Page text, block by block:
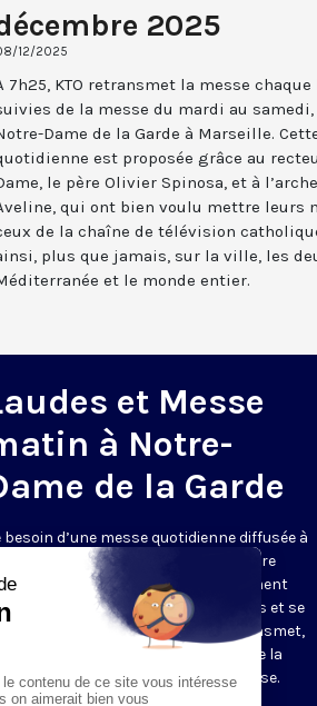
2025
12/2025
7h25, KTO retransmet la messe
de la messe du mardi au
Dame de la Garde à Marseille.
est proposée grâce au
le père Olivier Spinosa, et à
qui ont bien voulu mettre leurs
de la chaîne de télévision
plus que jamais, sur la ville, les
et le monde entier.
et Messe
à Notre-
de la Garde
besoin d’une messe quotidienne diffusée à
télévision a été exprimé d’une manière
plus forte pendant le confinement
de nombreux pays francophones et se
depuis la reprise. KTO retransmet,
direct de la basilique Notre-Dame de la
à Marseille, les laudes et la messe.
lundi à 7h25, la messe